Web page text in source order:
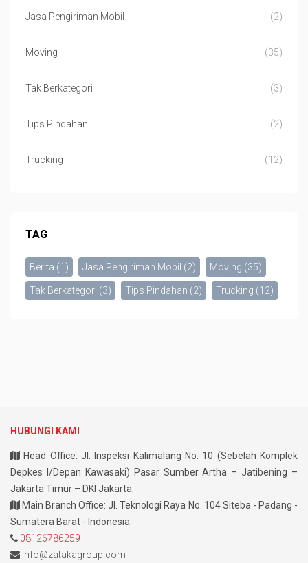
Jasa Pengiriman Mobil (2)
Moving (35)
Tak Berkategori (3)
Tips Pindahan (2)
Trucking (12)
TAG
Berita (1) Jasa Pengiriman Mobil (2) Moving (35)
Tak Berkategori (3) Tips Pindahan (2) Trucking (12)
HUBUNGI KAMI
Head Office: Jl. Inspeksi Kalimalang No. 10 (Sebelah Komplek
Depkes I/Depan Kawasaki) Pasar Sumber Artha – Jatibening –
Jakarta Timur – DKI Jakarta.
Main Branch Office: Jl. Teknologi Raya No. 104 Siteba - Padang -
Sumatera Barat - Indonesia.
08126786259
info@zatakagroup.com